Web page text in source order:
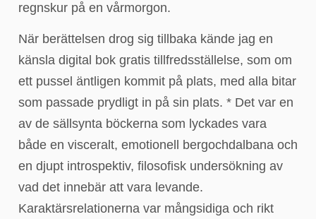
regnskur på en vårmorgon.
När berättelsen drog sig tillbaka kände jag en
känsla digital bok gratis tillfredsställelse, som om
ett pussel äntligen kommit på plats, med alla bitar
som passade prydligt in på sin plats. * Det var en
av de sällsynta böckerna som lyckades vara
både en visceralt, emotionell bergochdalbana och
en djupt introspektiv, filosofisk undersökning av
vad det innebär att vara levande.
Karaktärsrelationerna var mångsidiga och rikt